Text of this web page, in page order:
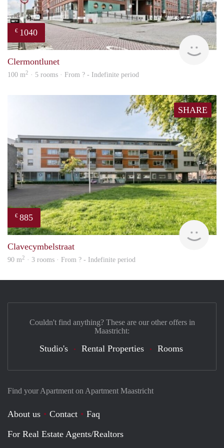
€ 1040
Clermontlunet
100 m2 · 5 rooms · From ? - Indefinite period
SHARE
€ 885
Clavecymbelstraat
90 m2 · 3 rooms · From ? - Indefinite period
Find your Apartment on Apartment Maastricht
About us Contact
Faq
For Real Estate Agents/Realtors
Couldn't find anything? These are our other offers in
Maastricht:
Studio's Rental Properties Rooms